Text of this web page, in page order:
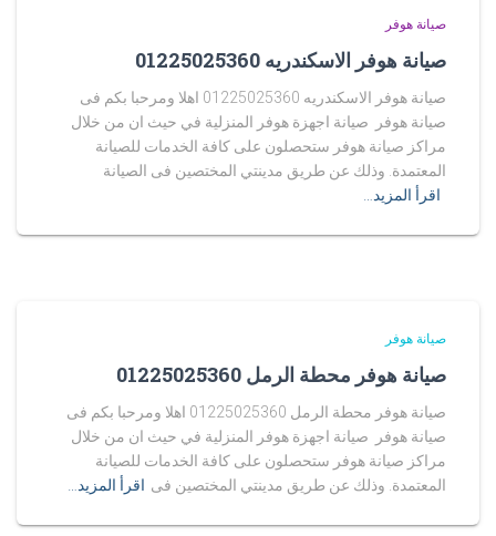
صيانة هوفر
صيانة هوفر الاسكندريه 01225025360
صيانة هوفر الاسكندريه 01225025360 اهلا ومرحبا بكم فى
صيانة هوفر صيانة اجهزة هوفر المنزلية في حيث ان من خلال
مراكز صيانة هوفر ستحصلون على كافة الخدمات للصيانة
المعتمدة. وذلك عن طريق مدينتي المختصين فى الصيانة
اقرأ المزيد…
صيانة هوفر
صيانة هوفر محطة الرمل 01225025360
صيانة هوفر محطة الرمل 01225025360 اهلا ومرحبا بكم فى
صيانة هوفر صيانة اجهزة هوفر المنزلية في حيث ان من خلال
مراكز صيانة هوفر ستحصلون على كافة الخدمات للصيانة
المعتمدة. وذلك عن طريق مدينتي المختصين فى اقرأ المزيد…